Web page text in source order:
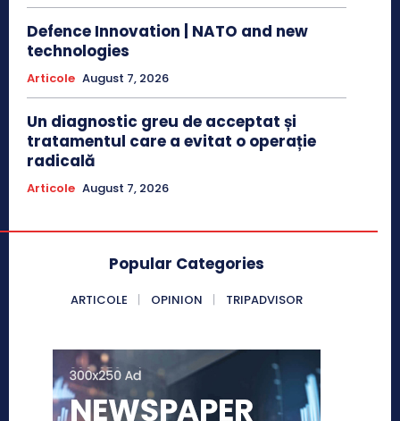
Defence Innovation | NATO and new
technologies
Articole August 7, 2026
Un diagnostic greu de acceptat și
tratamentul care a evitat o operație
radicală
Articole August 7, 2026
Popular Categories
ARTICOLE OPINION TRIPADVISOR